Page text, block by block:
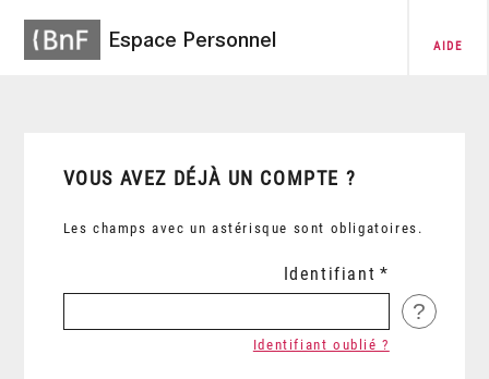
Espace Personnel AIDE
VOUS AVEZ DÉJÀ UN COMPTE ?
Les champs avec un astérisque sont obligatoires.
Identifiant
?
Identifiant oublié ?